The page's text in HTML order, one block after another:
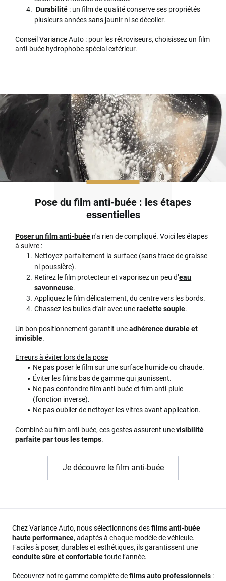
Durabilité : un film de qualité conserve ses propriétés
plusieurs années sans jaunir ni se décoller.
Conseil Variance Auto : pour les rétroviseurs, choisissez un film
anti-buée hydrophobe spécial extérieur.
Pose du film anti-buée : les étapes
essentielles
Poser un film anti-buée n'a rien de compliqué. Voici les étapes
à suivre :
Nettoyez parfaitement la surface (sans trace de graisse
ni poussière).
Retirez le film protecteur et vaporisez un peu d’eau
savonneuse.
Appliquez le film délicatement, du centre vers les bords.
Chassez les bulles d’air avec uneraclette souple.
Un bon positionnement garantit uneadhérence durable et
invisible.
Erreurs à éviter lors de la pose
Ne pas poser le film sur une surface humide ou chaude.
Éviter les films bas de gamme qui jaunissent.
Ne pas confondre film anti-buée et film anti-pluie
(fonction inverse).
Ne pas oublier de nettoyer les vitres avant application.
Combiné au film anti-buée, ces gestes assurent unevisibilité
parfaite par tous les temps.
Je découvre le film anti-buée
Chez Variance Auto, nous sélectionnons desfilms anti-buée
haute performance, adaptés à chaque modèle de véhicule.
Faciles à poser, durables et esthétiques, ils garantissent une
conduite sûre et confortabletoute l’année.
Découvrez notre gamme complète defilms auto professionnels :